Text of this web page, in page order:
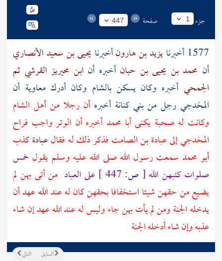
جزء 1 صفحة 447
1577 أخبرنا يزيد بن هارونأخبرنا يحيى بن سعيد الأنصاري
أن محمد بن يحيى بن حبانأخبره أن ابن محيريز القرشي ثم
الجمحي أخبره وكان يسكنبالشام وكان أدركمعاوية أن
المخدجي رجل منبني كنانة أخبره أن رجلا من أهل الشام
وكانت له صحبة يكنىأبا محمد أخبره أن الوتر واجب فراح
المخدجيإلىعبادة بن الصامت فذكر ذلك له فقالعبادةكذب
أبو محمد سمعت رسول الله صلى الله عليه وسلم يقول خمس
صلوات كتبهن الله[ ص: على العباد من أتى بهن لم
يضيع من حقهن شيئا استخفافا بحقهن كان له عند الله عهد أن
يدخله الجنة ومن لم يأت بهن جاء وليس له عند الله عهد إن شاء
عذبه وإن شاء أدخله الجنة
التالي السابق